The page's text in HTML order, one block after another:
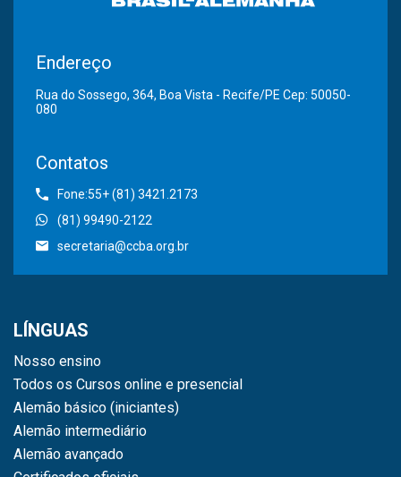
Endereço
Rua do Sossego, 364, Boa Vista - Recife/PE Cep: 50050-
080
Contatos
Fone:55+ (81) 3421.2173
(81) 99490-2122
secretaria@ccba.org.br
LÍNGUAS
Nosso ensino
Todos os Cursos online e presencial
Alemão básico (iniciantes)
Alemão intermediário
Alemão avançado